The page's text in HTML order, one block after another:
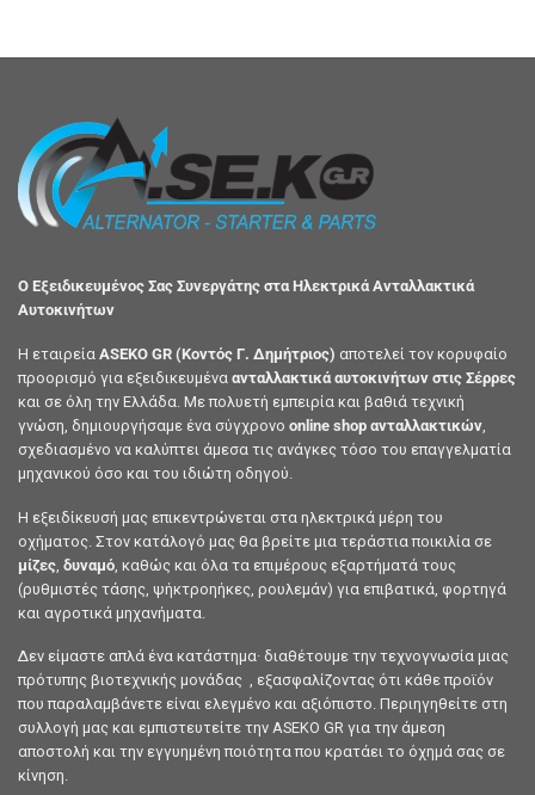
Ο Εξειδικευμένος Σας Συνεργάτης στα Ηλεκτρικά Ανταλλακτικά
Αυτοκινήτων
Η εταιρεία ASEKO GR (Κοντός Γ. Δημήτριος) αποτελεί τον κορυφαίο
προορισμό για εξειδικευμένα ανταλλακτικά αυτοκινήτων στις Σέρρες
και σε όλη την Ελλάδα. Με πολυετή εμπειρία και βαθιά τεχνική
γνώση, δημιουργήσαμε ένα σύγχρονο online shop ανταλλακτικών,
σχεδιασμένο να καλύπτει άμεσα τις ανάγκες τόσο του επαγγελματία
μηχανικού όσο και του ιδιώτη οδηγού.
Η εξειδίκευσή μας επικεντρώνεται στα ηλεκτρικά μέρη του
οχήματος. Στον κατάλογό μας θα βρείτε μια τεράστια ποικιλία σε
μίζες δυναμό , καθώς και όλα τα επιμέρους εξαρτήματά τους
(ρυθμιστές τάσης, ψήκτροηήκες, ρουλεμάν) για επιβατικά, φορτηγά
και αγροτικά μηχανήματα.
Δεν είμαστε απλά ένα κατάστημα· διαθέτουμε την τεχνογνωσία μιας
πρότυπης βιοτεχνικής μονάδας , εξασφαλίζοντας ότι κάθε προϊόν
που παραλαμβάνετε είναι ελεγμένο και αξιόπιστο. Περιηγηθείτε στη
συλλογή μας και εμπιστευτείτε την ASEKO GR για την άμεση
αποστολή και την εγγυημένη ποιότητα που κρατάει το όχημά σας σε
κίνηση.